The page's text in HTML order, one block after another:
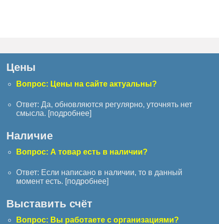
Цены
Вопрос: Цены на сайте актуальны?
Ответ: Да, обновляются регулярно, уточнять нет
смысла. [подробнее]
Наличие
Вопрос: А товар есть в наличии?
Ответ: Если написано в наличии, то в данный
момент есть. [подробнее]
Выставить счёт
Вопрос: Вы работаете с организациями?